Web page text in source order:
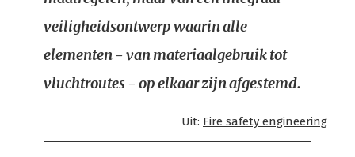
veiligheidsontwerp waarin alle
elementen - van materiaalgebruik tot
vluchtroutes - op elkaar zijn afgestemd.
Uit: Fire safety engineering